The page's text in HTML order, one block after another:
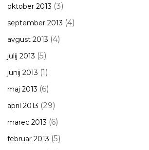
oktober 2013 (3)
september 2013 (4)
avgust 2013 (4)
julij 2013 (5)
junij 2013 (1)
maj 2013 (6)
april 2013 (29)
marec 2013 (6)
februar 2013 (5)